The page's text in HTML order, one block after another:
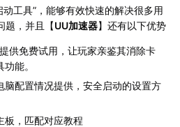
动工具”，能够有效快速的解决很多用
题，并且【UU加速器】还有以下优势
供免费试用，让玩家亲鉴其消除卡
能。
脑配置情况提供，安全启动的设置方
板，匹配对应教程